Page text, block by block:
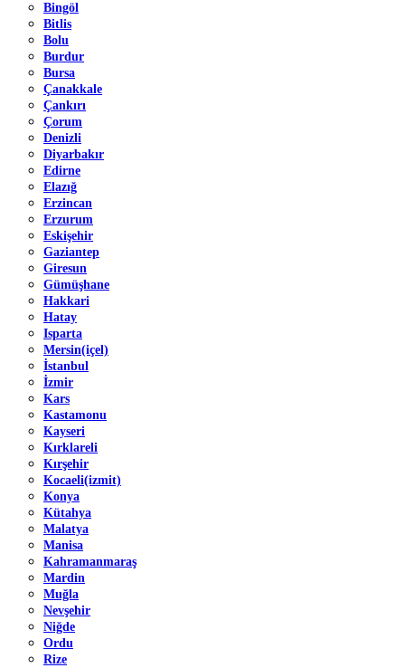
Bingöl
Bitlis
Bolu
Burdur
Bursa
Çanakkale
Çankırı
Çorum
Denizli
Diyarbakır
Edirne
Elazığ
Erzincan
Erzurum
Eskişehir
Gaziantep
Giresun
Gümüşhane
Hakkari
Hatay
Isparta
Mersin(içel)
İstanbul
İzmir
Kars
Kastamonu
Kayseri
Kırklareli
Kırşehir
Kocaeli(izmit)
Konya
Kütahya
Malatya
Manisa
Kahramanmaraş
Mardin
Muğla
Nevşehir
Niğde
Ordu
Rize